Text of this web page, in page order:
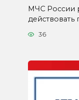
МЧС России
действовать
36